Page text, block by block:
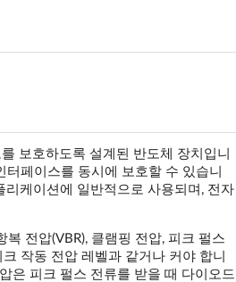
보호하도록 설계된 반도체 장치입니
페이스를 동시에 보호할 수 있습니
케이션에 일반적으로 사용되며, 전자
전압(VBR), 클램핑 전압, 피크 펄스
작동 전압 레벨과 같거나 커야 합니
은 피크 펄스 전류를 받을 때 다이오드